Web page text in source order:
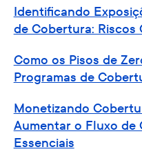
Identificando
de Cobertura: Riscos
Como os Pisos de
Programas de
Monetizando
Aumentar o Fluxo de
Essenciais